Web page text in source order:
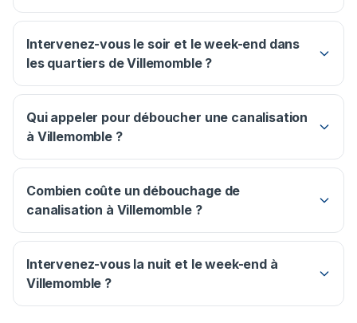
Intervenez-vous le soir et le week-end dans
les quartiers de Villemomble ?
Qui appeler pour déboucher une canalisation
à Villemomble ?
Combien coûte un débouchage de
canalisation à Villemomble ?
Intervenez-vous la nuit et le week-end à
Villemomble ?